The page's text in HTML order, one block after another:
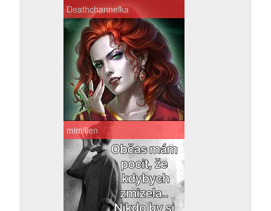
Deathchannelka
mimilien